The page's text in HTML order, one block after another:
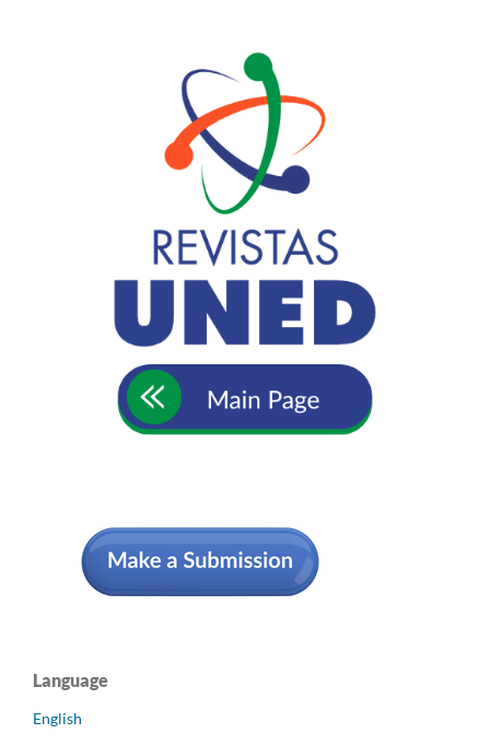
Language
English